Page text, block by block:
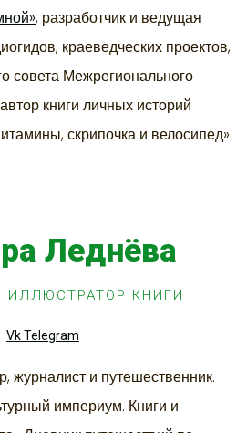
, разработчик и ведущая
краеведческих проектов,
совета Межрегионального
книги личных историй
скрипочка и велосипед»
Леднёва
ИЛЛЮСТРАТОР КНИГИ
VkTelegram
журналист и путешественник.
империум. Книги и